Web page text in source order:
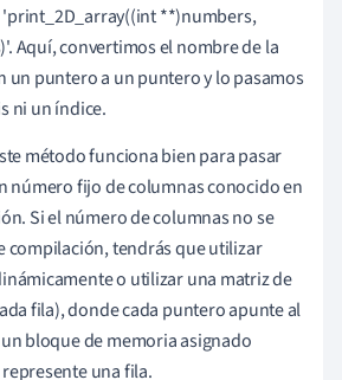
**)numbers,
Aquí, convertimos el nombre de la
un puntero a un puntero y lo pasamos
ni un índice.
método funciona bien para pasar
número fijo de columnas conocido en
Si el número de columnas no se
compilación, tendrás que utilizar
o utilizar una matriz de
fila), donde cada puntero apunte al
bloque de memoria asignado
una fila.